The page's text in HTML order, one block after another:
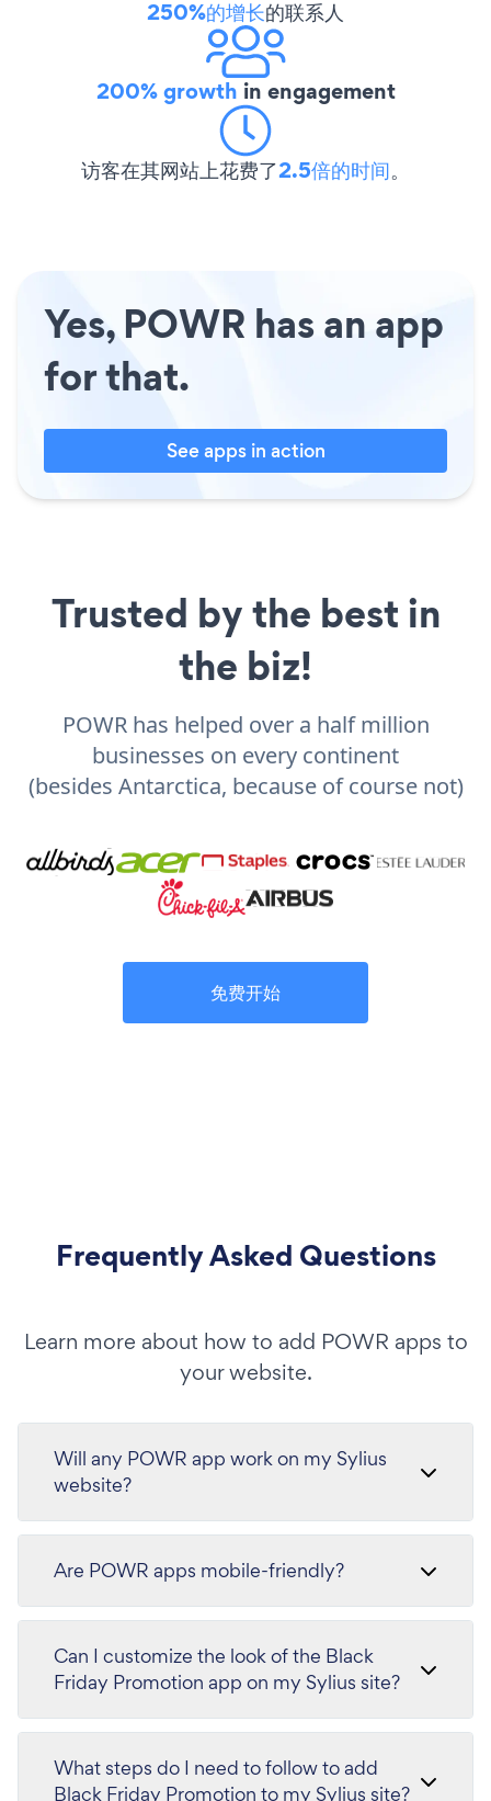
250%的增长的联系人
200% growth in engagement
访客在其网站上花费了2.5倍的时间。
Yes, POWR has an app
for that.
See apps in action
Trusted by the best in
the biz!
POWR has helped over a half million
businesses on every continent
(besides Antarctica, because of course not)
免费开始
Frequently Asked Questions
Learn more about how to add POWR apps to
your website.
Will any POWR app work on my Sylius
website?
Are POWR apps mobile-friendly?
Can I customize the look of the Black
Friday Promotion app on my Sylius site?
What steps do I need to follow to add
Black Friday Promotion to my Sylius site?